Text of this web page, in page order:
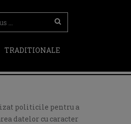
TRADITIONALE
politicile pentru a
datelor cu caracter